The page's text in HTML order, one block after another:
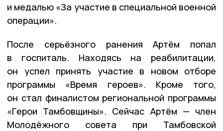
и медалью «За участие в специальной военной
операции».
После серьёзного ранения Артём попал
в госпиталь. Находясь на реабилитации,
он успел принять участие в новом отборе
программы «Время героев». Кроме того,
он стал финалистом региональной программы
«Герои Тамбовщины». Сейчас Артём — член
Молодёжного совета при Тамбовской